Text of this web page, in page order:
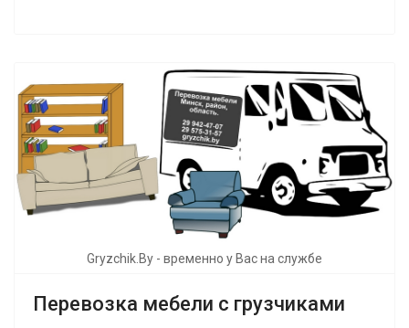
Gryzchik.By - временно у Вас на службе
Перевозка мебели с грузчиками